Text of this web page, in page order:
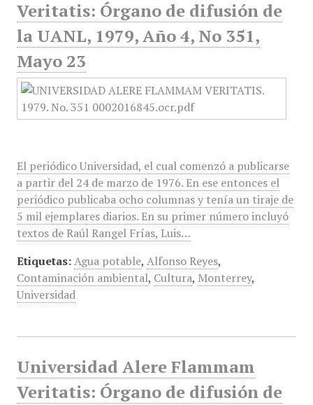
Veritatis: Órgano de difusión de
la UANL, 1979, Año 4, No 351,
Mayo 23
El periódico Universidad, el cual comenzó a publicarse
a partir del 24 de marzo de 1976. En ese entonces el
periódico publicaba ocho columnas y tenía un tiraje de
5 mil ejemplares diarios. En su primer número incluyó
textos de Raúl Rangel Frías, Luis…
Etiquetas: Agua potable, Alfonso Reyes,
Contaminación ambiental, Cultura, Monterrey,
Universidad
Universidad Alere Flammam
Veritatis: Órgano de difusión de